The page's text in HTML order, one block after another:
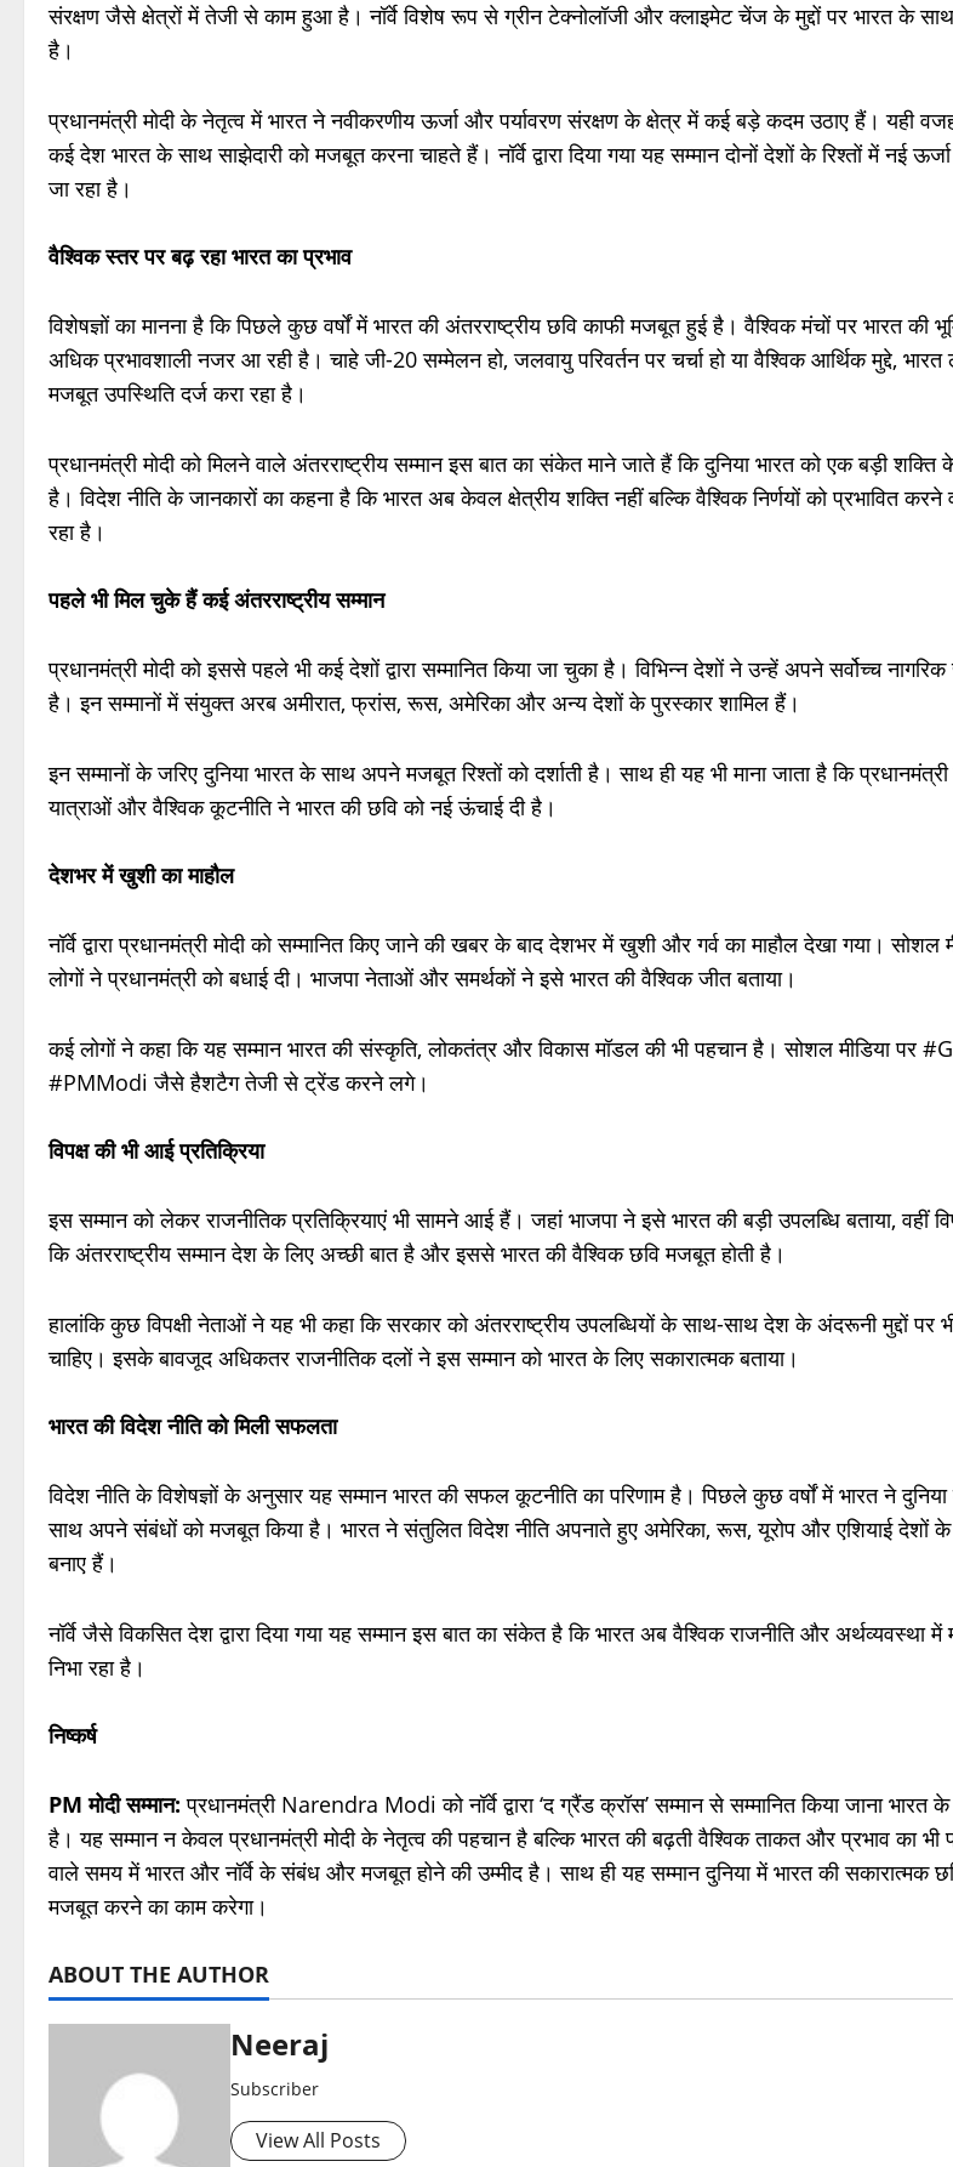
संरक्षण जैसे क्षेत्रों में तेजी से काम हुआ है। नॉर्वे विशेष रूप से ग्रीन टेक्नोलॉजी और क्लाइमेट चेंज के मुद्दों पर भारत के साथ
है।
प्रधानमंत्री मोदी के नेतृत्व में भारत ने नवीकरणीय ऊर्जा और पर्यावरण संरक्षण के क्षेत्र में कई बड़े कदम उठाए हैं। यही
कई देश भारत के साथ साझेदारी को मजबूत करना चाहते हैं। नॉर्वे द्वारा दिया गया यह सम्मान दोनों देशों के रिश्तों में नई
जा रहा है।
वैश्विक स्तर पर बढ़ रहा भारत का प्रभाव
विशेषज्ञों का मानना है कि पिछले कुछ वर्षों में भारत की अंतरराष्ट्रीय छवि काफी मजबूत हुई है। वैश्विक मंचों पर भारत की
अधिक प्रभावशाली नजर आ रही है। चाहे जी-20 सम्मेलन हो, जलवायु परिवर्तन पर चर्चा हो या वैश्विक आर्थिक मुद्दे, भारत
मजबूत उपस्थिति दर्ज करा रहा है।
प्रधानमंत्री मोदी को मिलने वाले अंतरराष्ट्रीय सम्मान इस बात का संकेत माने जाते हैं कि दुनिया भारत को एक बड़ी
है। विदेश नीति के जानकारों का कहना है कि भारत अब केवल क्षेत्रीय शक्ति नहीं बल्कि वैश्विक निर्णयों को प्रभावित करने
रहा है।
पहले भी मिल चुके हैं कई अंतरराष्ट्रीय सम्मान
प्रधानमंत्री मोदी को इससे पहले भी कई देशों द्वारा सम्मानित किया जा चुका है। विभिन्न देशों ने उन्हें अपने सर्वोच्च नागरिक
है। इन सम्मानों में संयुक्त अरब अमीरात, फ्रांस, रूस, अमेरिका और अन्य देशों के पुरस्कार शामिल हैं।
इन सम्मानों के जरिए दुनिया भारत के साथ अपने मजबूत रिश्तों को दर्शाती है। साथ ही यह भी माना जाता है कि प्रधानमंत्री
यात्राओं और वैश्विक कूटनीति ने भारत की छवि को नई ऊंचाई दी है।
देशभर में खुशी का माहौल
नॉर्वे द्वारा प्रधानमंत्री मोदी को सम्मानित किए जाने की खबर के बाद देशभर में खुशी और गर्व का माहौल देखा गया। सोशल
लोगों ने प्रधानमंत्री को बधाई दी। भाजपा नेताओं और समर्थकों ने इसे भारत की वैश्विक जीत बताया।
कई लोगों ने कहा कि यह सम्मान भारत की संस्कृति, लोकतंत्र और विकास मॉडल की भी पहचान है। सोशल मीडिया पर
#PMModi जैसे हैशटैग तेजी से ट्रेंड करने लगे।
विपक्ष की भी आई प्रतिक्रिया
इस सम्मान को लेकर राजनीतिक प्रतिक्रियाएं भी सामने आई हैं। जहां भाजपा ने इसे भारत की बड़ी उपलब्धि बताया, वहीं
कि अंतरराष्ट्रीय सम्मान देश के लिए अच्छी बात है और इससे भारत की वैश्विक छवि मजबूत होती है।
हालांकि कुछ विपक्षी नेताओं ने यह भी कहा कि सरकार को अंतरराष्ट्रीय उपलब्धियों के साथ-साथ देश के अंदरूनी मुद्दों पर
चाहिए। इसके बावजूद अधिकतर राजनीतिक दलों ने इस सम्मान को भारत के लिए सकारात्मक बताया।
भारत की विदेश नीति को मिली सफलता
विदेश नीति के विशेषज्ञों के अनुसार यह सम्मान भारत की सफल कूटनीति का परिणाम है। पिछले कुछ वर्षों में भारत ने
साथ अपने संबंधों को मजबूत किया है। भारत ने संतुलित विदेश नीति अपनाते हुए अमेरिका, रूस, यूरोप और एशियाई देशों
बनाए हैं।
नॉर्वे जैसे विकसित देश द्वारा दिया गया यह सम्मान इस बात का संकेत है कि भारत अब वैश्विक राजनीति और अर्थव्यवस्था में
निभा रहा है।
निष्कर्ष
PM मोदी सम्मान: प्रधानमंत्री Narendra Modi को नॉर्वे द्वारा ‘द ग्रैंड क्रॉस’ सम्मान से सम्मानित किया जाना भारत के
है। यह सम्मान न केवल प्रधानमंत्री मोदी के नेतृत्व की पहचान है बल्कि भारत की बढ़ती वैश्विक ताकत और प्रभाव का
वाले समय में भारत और नॉर्वे के संबंध और मजबूत होने की उम्मीद है। साथ ही यह सम्मान दुनिया में भारत की सकारात्मक
मजबूत करने का काम करेगा।
ABOUT THE AUTHOR
Neeraj
Subscriber
View All Posts